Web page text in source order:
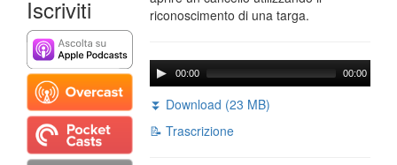
Iscriviti
riconoscimento di una targa.
00:00 00:00
⏬ Download (23 MB)
📝 Trascrizione